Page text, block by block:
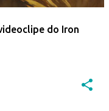
do Iron